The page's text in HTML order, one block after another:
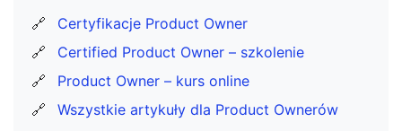
🔗
Certyfikacje Product Owner
🔗
Certified Product Owner – szkolenie
🔗
Product Owner – kurs online
🔗
Wszystkie artykuły dla Product Ownerów